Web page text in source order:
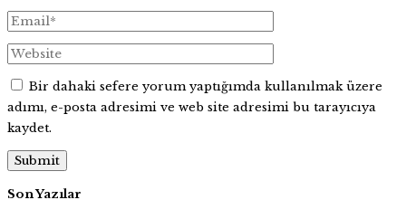
Bir dahaki sefere yorum yaptığımda kullanılmak üzere
adımı, e-posta adresimi ve web site adresimi bu tarayıcıya
kaydet.
Son Yazılar